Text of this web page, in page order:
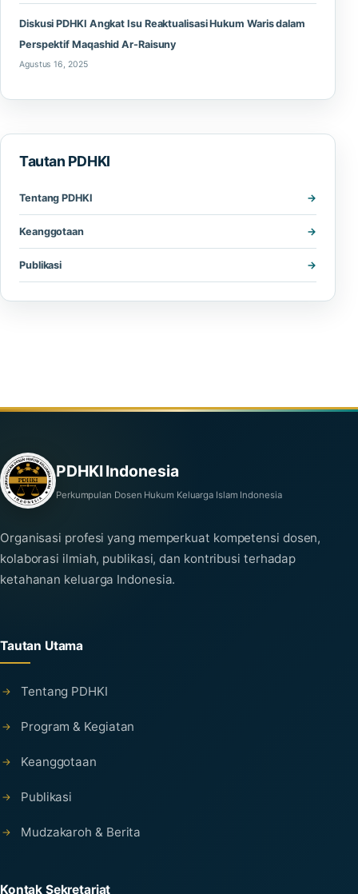
Diskusi PDHKI Angkat Isu Reaktualisasi Hukum Waris dalam
Perspektif Maqashid Ar-Raisuny
Agustus 16, 2025
Tautan PDHKI
Tentang PDHKI
Keanggotaan
Publikasi
PDHKI Indonesia
Perkumpulan Dosen Hukum Keluarga Islam Indonesia
Organisasi profesi yang memperkuat kompetensi dosen,
kolaborasi ilmiah, publikasi, dan kontribusi terhadap
ketahanan keluarga Indonesia.
Tautan Utama
Tentang PDHKI
Program & Kegiatan
Keanggotaan
Publikasi
Mudzakaroh & Berita
Kontak Sekretariat